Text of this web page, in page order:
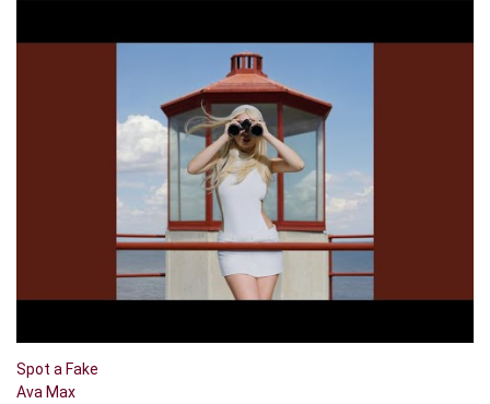
Spot a Fake
Ava Max